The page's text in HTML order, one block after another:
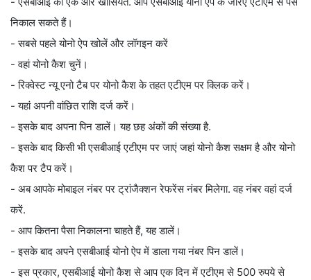
निकाल सकते हैं।
- सबसे पहले योनो ऐप खोलें और लॉगइन करें
- वहां योनो कैश चुनें।
- रिक्वेस्ट न्यू एनो टैब पर योनो कैश के तहत एटीएम पर क्लिक करें।
- यहां अपनी वांछित राशि दर्ज करें।
- इसके बाद अपना पिन डालें। यह छह अंकों की संख्या है.
- इसके बाद किसी भी एसबीआई एटीएम पर जाएं जहां योनो कैश सक्षम है और योनो
कैश पर टैप करें।
- अब आपके मोबाइल नंबर पर ट्रांजैक्शन रेफरेंस नंबर मिलेगा. वह नंबर वहां दर्ज
करें.
- आप कितना पैसा निकालना चाहते हैं, यह डालें।
- इसके बाद अपने एसबीआई योनो ऐप में डाला गया नंबर पिन डालें।
- इस प्रकार, एसबीआई योनो कैश से आप एक दिन में एटीएम से 500 रुपये से